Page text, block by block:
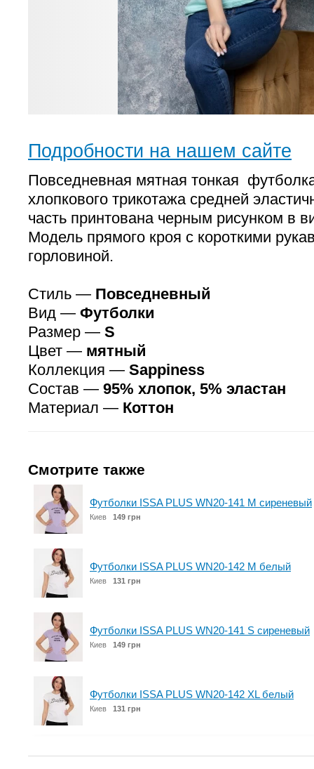
Подробности на нашем сайте
Повседневная мятная тонкая
хлопкового трикотажа средней
часть принтована черным рисунком в
Модель прямого кроя с короткими
горловиной.
Стиль — Повседневный
Вид — Футболки
Размер — S
Цвет — мятный
Коллекция — Sappiness
Состав — 95% хлопок, 5% эластан
Материал — Коттон
Смотрите также
Футболки ISSA PLUS WN20-141 M сиреневый
Киев 149 грн
Футболки ISSA PLUS WN20-142 M белый
Киев 131 грн
Футболки ISSA PLUS WN20-141 S сиреневый
Киев 149 грн
Футболки ISSA PLUS WN20-142 XL белый
Киев 131 грн